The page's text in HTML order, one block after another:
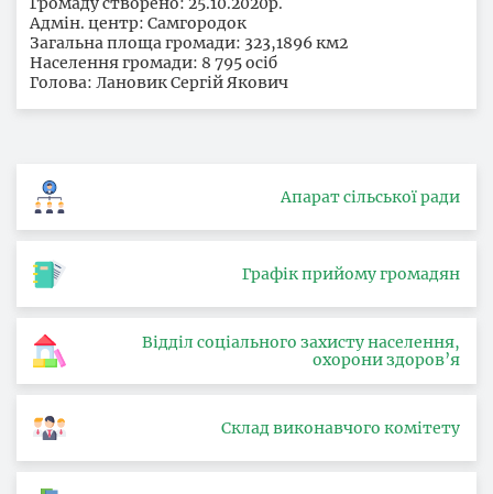
Адмін. центр: Самгородок
Загальна площа громади: 323,1896 км2
Населення громади: 8 795 осіб
Голова: Лановик Сергій Якович
Апарат сільської ради
Графік прийому громадян
Відділ соціального захисту населення,
охорони здоров’я
Склад виконавчого комітету